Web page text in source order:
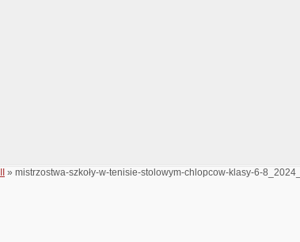
» mistrzostwa-szkoły-w-tenisie-stolowym-chlopcow-klasy-6-